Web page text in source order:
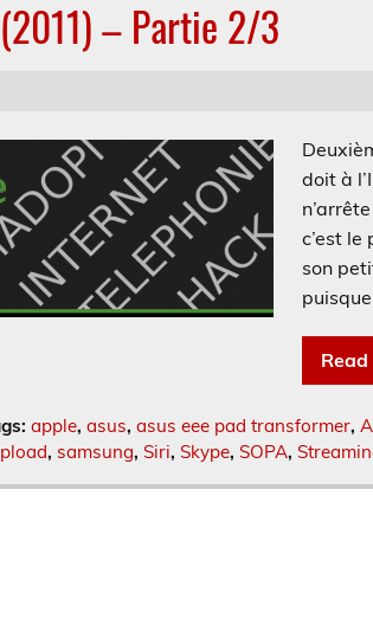
– Partie 2/3
doit à
c’est
son
Read
apple, asus, asus eee pad transformer,
, samsung, Siri, Skype, SOPA,